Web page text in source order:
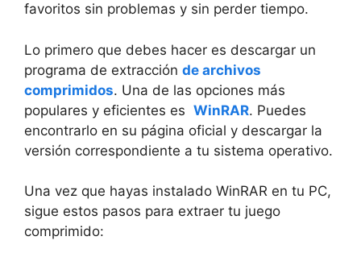
favoritos sin​ problemas y sin perder ‌tiempo.
Lo primero que ‌debes⁣ hacer es descargar un
programa de ‌extracción de archivos
comprimidos.‍ Una​ de‌ las opciones más⁢
populares y ⁤eficientes ⁢es ⁤ WinRAR.​ Puedes
encontrarlo en su página oficial y descargar la⁤
versión correspondiente a tu sistema ​operativo.
Una vez que‍ hayas instalado‌ WinRAR en tu PC,​
sigue estos pasos ‌para extraer tu ⁤juego
comprimido: